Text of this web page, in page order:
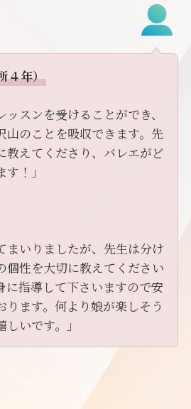
４年）
ッスンを受けることができ、
山のことを吸収できます。先
教えてくださり、バレエがど
！」
まいりましたが、先生は分け
個性を大切に教えてください
に指導して下さいますので安
ります。何より娘が楽しそう
いです。」